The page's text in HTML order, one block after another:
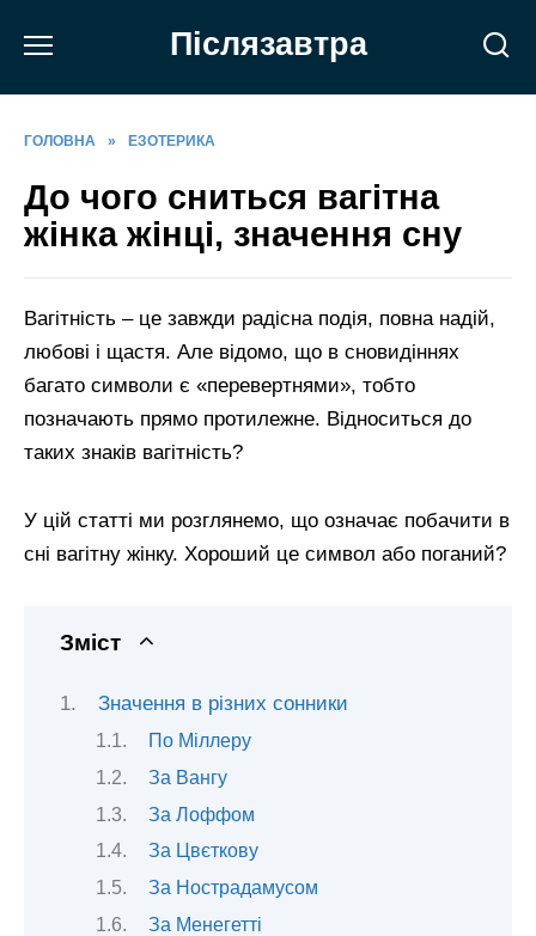
Післязавтра
ГОЛОВНА » ЕЗОТЕРИКА
До чого сниться вагітна
жінка жінці, значення сну
Вагітність – це завжди радісна подія, повна надій,
любові і щастя. Але відомо, що в сновидіннях
багато символи є «перевертнями», тобто
позначають прямо протилежне. Відноситься до
таких знаків вагітність?
У цій статті ми розглянемо, що означає побачити в
сні вагітну жінку. Хороший це символ або поганий?
Зміст
Значення в різних сонники
По Міллеру
За Вангу
За Лоффом
За Цвєткову
За Нострадамусом
За Менегетті